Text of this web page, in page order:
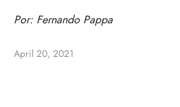
Por: Fernando Pappa
April 20, 2021